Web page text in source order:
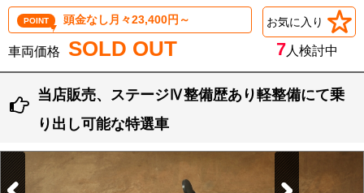
POINT 頭金なし月々23,400円～
SOLD OUT
お気に入り
7人検討中
当店販売、ステージⅣ整備歴あり軽整備にて乗
り出し可能な特選車